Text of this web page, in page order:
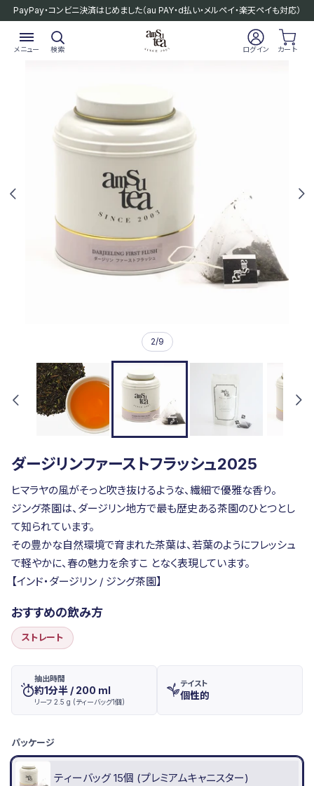
PayPay・コンビニ決済はじめました（au PAY・d払い・メルペイ・楽天ペイも対応）
メニュー 検索 ログイン カート
2/9
ダージリンファーストフラッシュ2025
ヒマラヤの風がそっと吹き抜けるような、繊細で優雅な香り。
ジング茶園は、ダージリン地方で最も歴史ある茶園のひとつとし
て知られています。
その豊かな自然環境で育まれた茶葉は、若葉のようにフレッシュ
で軽やかに、春の魅力を余すこ となく表現しています。
【インド・ダージリン / ジング茶園】
おすすめの飲み方
ストレート
抽出時間
約1分半 / 200 ml
リーフ 2.5 g (ティーバッグ1個)
テイスト
個性的
パッケージ
パッケージ
ティーバッグ 15個 (プレミアムキャニスター)
リ
エ